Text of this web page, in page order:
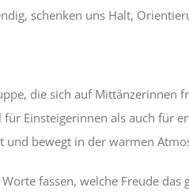
schenken uns Halt,
die sich auf Mittänzerinnen
für Einsteigerinnen als auch für
und bewegt in der warmen
fassen, welche Freude